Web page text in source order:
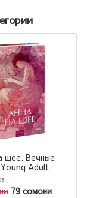
шее. Вечные
Adult
79 сомони